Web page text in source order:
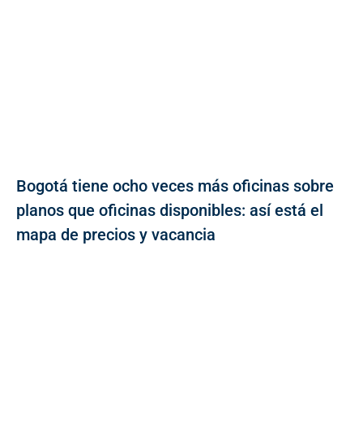
Bogotá tiene ocho veces más oficinas sobre
planos que oficinas disponibles: así está el
mapa de precios y vacancia